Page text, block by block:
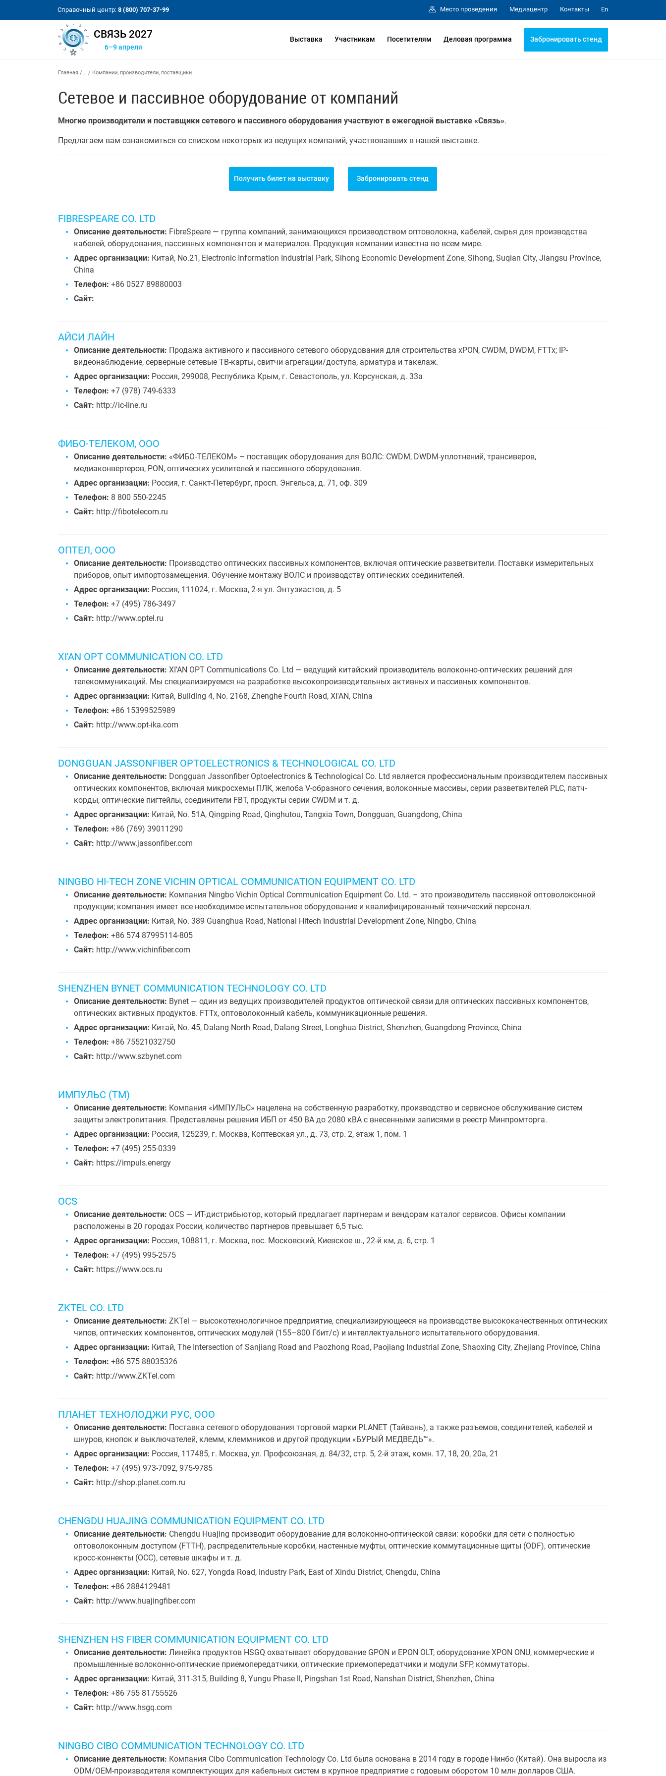
Справочный центр: 8 (800) 707-37-99 Место проведения Медиацентр Контакты En
СВЯЗЬ 2027
6–9 апреля
Выставка Участникам Посетителям Деловая программа Забронировать стенд
Главная / .. / Компании, производители, поставщики
Сетевое и пассивное оборудование от компаний
Многие производители и поставщики cетевого и пассивного оборудования участвуют в ежегодной выставке «Связь».
Предлагаем вам ознакомиться со списком некоторых из ведущих компаний, участвовавших в нашей выставке.
Получить билет на выставку Забронировать стенд
FIBRESPEARE CO. LTD
Описание деятельности: FibreSpeare — группа компаний, занимающихся производством оптоволокна, кабелей, сырья для производства
кабелей, оборудования, пассивных компонентов и материалов. Продукция компании известна во всем мире.
Адрес организации: Китай, No.21, Electronic Information Industrial Park, Sihong Economic Development Zone, Sihong, Suqian City, Jiangsu Province,
China
Телефон: +86 0527 89880003
Сайт:
АЙСИ ЛАЙН
Описание деятельности: Продажа активного и пассивного сетевого оборудования для строительства xPON, CWDM, DWDM, FTTx; IP-
видеонаблюдение, серверные сетевые ТВ-карты, свитчи агрегации/доступа, арматура и такелаж.
Адрес организации: Россия, 299008, Республика Крым, г. Севастополь, ул. Корсунская, д. 33а
Телефон: +7 (978) 749-6333
Сайт: http://ic-line.ru
ФИБО-ТЕЛЕКОМ, ООО
Описание деятельности: «ФИБО-ТЕЛЕКОМ» – поставщик оборудования для ВОЛС: CWDM, DWDM-уплотнений, трансиверов,
медиаконвертеров, PON, оптических усилителей и пассивного оборудования.
Адрес организации: Россия, г. Санкт-Петербург, просп. Энгельса, д. 71, оф. 309
Телефон: 8 800 550-2245
Сайт: http://fibotelecom.ru
ОПТЕЛ, ООО
Описание деятельности: Производство оптических пассивных компонентов, включая оптические разветвители. Поставки измерительных
приборов, опыт импортозамещения. Обучение монтажу ВОЛС и производству оптических соединителей.
Адрес организации: Россия, 111024, г. Москва, 2-я ул. Энтузиастов, д. 5
Телефон: +7 (495) 786-3497
Сайт: http://www.optel.ru
XI'AN OPT COMMUNICATION CO. LTD
Описание деятельности: XI’AN OPT Communications Co. Ltd — ведущий китайский производитель волоконно-оптических решений для
телекоммуникаций. Мы специализируемся на разработке высокопроизводительных активных и пассивных компонентов.
Адрес организации: Китай, Building 4, No. 2168, Zhenghe Fourth Road, XI'AN, China
Телефон: +86 15399525989
Сайт: http://www.opt-ika.com
DONGGUAN JASSONFIBER OPTOELECTRONICS & TECHNOLOGICAL CO. LTD
Описание деятельности: Dongguan Jassonfiber Optoelectronics & Technological Co. Ltd является профессиональным производителем пассивных
оптических компонентов, включая микросхемы ПЛК, желоба V-образного сечения, волоконные массивы, серии разветвителей PLC, патч-
корды, оптические пигтейлы, соединители FBT, продукты серии CWDM и т. д.
Адрес организации: Китай, No. 51A, Qingping Road, Qinghutou, Tangxia Town, Dongguan, Guangdong, China
Телефон: +86 (769) 39011290
Сайт: http://www.jassonfiber.com
NINGBO HI-TECH ZONE VICHIN OPTICAL COMMUNICATION EQUIPMENT CO. LTD
Описание деятельности: Компания Ningbo Vichin Optical Communication Equipment Co. Ltd. – это производитель пассивной оптоволоконной
продукции; компания имеет все необходимое испытательное оборудование и квалифицированный технический персонал.
Адрес организации: Китай, No. 389 Guanghua Road, National Hitech Industrial Development Zone, Ningbo, China
Телефон: +86 574 87995114-805
Сайт: http://www.vichinfiber.com
SHENZHEN BYNET COMMUNICATION TECHNOLOGY CO. LTD
Описание деятельности: Bynet — один из ведущих производителей продуктов оптической связи для оптических пассивных компонентов,
оптических активных продуктов. FTTx, оптоволоконный кабель, коммуникационные решения.
Адрес организации: Китай, No. 45, Dalang North Road, Dalang Street, Longhua District, Shenzhen, Guangdong Province, China
Телефон: +86 75521032750
Сайт: http://www.szbynet.com
ИМПУЛЬС (ТМ)
Описание деятельности: Компания «ИМПУЛЬС» нацелена на собственную разработку, производство и сервисное обслуживание систем
защиты электропитания. Представлены решения ИБП от 450 ВА до 2080 кВА с внесенными записями в реестр Минпромторга.
Адрес организации: Россия, 125239, г. Москва, Коптевская ул., д. 73, стр. 2, этаж 1, пом. 1
Телефон: +7 (495) 255-0339
Сайт: https://impuls.energy
OCS
Описание деятельности: OCS — ИТ-дистрибьютор, который предлагает партнерам и вендорам каталог сервисов. Офисы компании
расположены в 20 городах России, количество партнеров превышает 6,5 тыс.
Адрес организации: Россия, 108811, г. Москва, пос. Московский, Киевское ш., 22-й км, д. 6, стр. 1
Телефон: +7 (495) 995-2575
Сайт: https://www.ocs.ru
ZKTEL CO. LTD
Описание деятельности: ZKTel — высокотехнологичное предприятие, специализирующееся на производстве высококачественных оптических
чипов, оптических компонентов, оптических модулей (155–800 Гбит/с) и интеллектуального испытательного оборудования.
Адрес организации: Китай, The Intersection of Sanjiang Road and Paozhong Road, Paojiang Industrial Zone, Shaoxing City, Zhejiang Province, China
Телефон: +86 575 88035326
Сайт: http://www.ZKTel.com
ПЛАНЕТ ТЕХНОЛОДЖИ РУС, ООО
Описание деятельности: Поставка сетевого оборудования торговой марки PLANET (Тайвань), а также разъемов, соединителей, кабелей и
шнуров, кнопок и выключателей, клемм, клеммников и другой продукции «БУРЫЙ МЕДВЕДЬ™».
Адрес организации: Россия, 117485, г. Москва, ул. Профсоюзная, д. 84/32, стр. 5, 2-й этаж, комн. 17, 18, 20, 20а, 21
Телефон: +7 (495) 973-7092, 975-9785
Сайт: http://shop.planet.com.ru
CHENGDU HUAJING COMMUNICATION EQUIPMENT CO. LTD
Описание деятельности: Chengdu Huajing производит оборудование для волоконно-оптической связи: коробки для сети с полностью
оптоволоконным доступом (FTTH), распределительные коробки, настенные муфты, оптические коммутационные щиты (ODF), оптические
кросс-коннекты (OCC), сетевые шкафы и т. д.
Адрес организации: Китай, No. 627, Yongda Road, Industry Park, East of Xindu District, Chengdu, China
Телефон: +86 2884129481
Сайт: http://www.huajingfiber.com
SHENZHEN HS FIBER COMMUNICATION EQUIPMENT CO. LTD
Описание деятельности: Линейка продуктов HSGQ охватывает оборудование GPON и EPON OLT, оборудование XPON ONU, коммерческие и
промышленные волоконно-оптические приемопередатчики, оптические приемопередатчики и модули SFP, коммутаторы.
Адрес организации: Китай, 311-315, Building 8, Yungu Phase ll, Pingshan 1st Road, Nanshan District, Shenzhen, China
Телефон: +86 755 81755526
Сайт: http://www.hsgq.com
NINGBO CIBO COMMUNICATION TECHNOLOGY CO. LTD
Описание деятельности: Компания Cibo Communication Technology Co. Ltd была основана в 2014 году в городе Нинбо (Китай). Она выросла из
ODM/OEM-производителя комплектующих для кабельных систем в крупное предприятие с годовым оборотом 10 млн долларов США.